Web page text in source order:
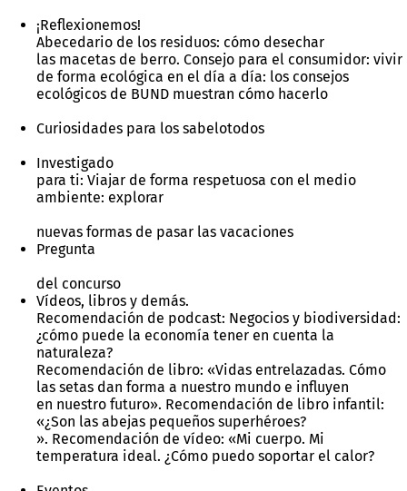
¡Reflexionemos!
Abecedario de los residuos: cómo desechar
las macetas de berro. Consejo para el consumidor: vivir
de forma ecológica en el día a día: los consejos
ecológicos de BUND muestran cómo hacerlo
Curiosidades para los sabelotodos
Investigado
para ti: Viajar de forma respetuosa con el medio
ambiente: explorar
nuevas formas de pasar las vacaciones
Pregunta
del concurso
Vídeos, libros y demás.
Recomendación de podcast: Negocios y biodiversidad:
¿cómo puede la economía tener en cuenta la
naturaleza?
Recomendación de libro: «Vidas entrelazadas. Cómo
las setas dan forma a nuestro mundo e influyen
en nuestro futuro». Recomendación de libro infantil:
«¿Son las abejas pequeños superhéroes?
». Recomendación de vídeo: «Mi cuerpo. Mi
temperatura ideal. ¿Cómo puedo soportar el calor?